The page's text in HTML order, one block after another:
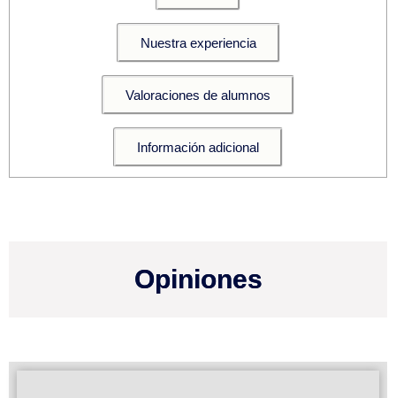
Nuestra experiencia
Valoraciones de alumnos
Información adicional
Opiniones